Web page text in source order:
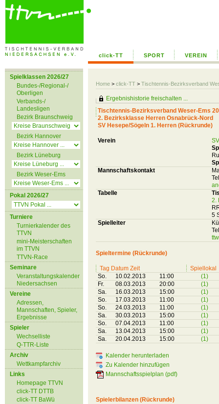
click-TT SPORT VEREIN
Home > click-TT > Tischtennis-Bezirksverband
Spielklassen 2026/27
Bundes-/Regional-/
Oberligen
Verbands-/
Landesligen
Bezirk Braunschweig
Bezirk Hannover
Bezirk Lüneburg
Bezirk Weser-Ems
Pokal 2026/27
Turniere
Turnierkalender des
TTVN
mini-Meisterschaften
im TTVN
TTVN-Race
Seminare
Veranstaltungskalender
Niedersachsen
Vereine
Adressen,
Mannschaften, Spieler,
Ergebnisse
Spieler
Wechselliste
Q-TTR-Liste
Archiv
Wettkampfarchiv
Links
Homepage TTVN
click-TT DTTB
click-TT BaWü
Ergebnishistorie freischalten ...
Tischtennis-Bezirksverband Weser-Ems
2. Bezirksklasse Herren Osnabrück-Nord
SV Hesepe/Sögeln 1. Herren (Rückrunde)
Verein
Mannschaftskontakt
Tabelle
2.
5
Spielleiter
Spieltermine (Rückrunde)
Tag Datum Zeit
Spiellokal
So.
10.02.2013 11:00
(1)
Fr.
08.03.2013 20:00
(1)
Sa.
16.03.2013 15:00
(1)
So.
17.03.2013 11:00
(1)
So.
24.03.2013 11:00
(1)
Sa.
30.03.2013 15:00
(1)
So.
07.04.2013 11:00
(1)
Sa.
13.04.2013 15:00
(1)
Sa.
20.04.2013 15:00 (1)
Kalender herunterladen
Zu Kalender hinzufügen
Mannschaftsspielplan (pdf)
Spielerbilanzen (Rückrunde)